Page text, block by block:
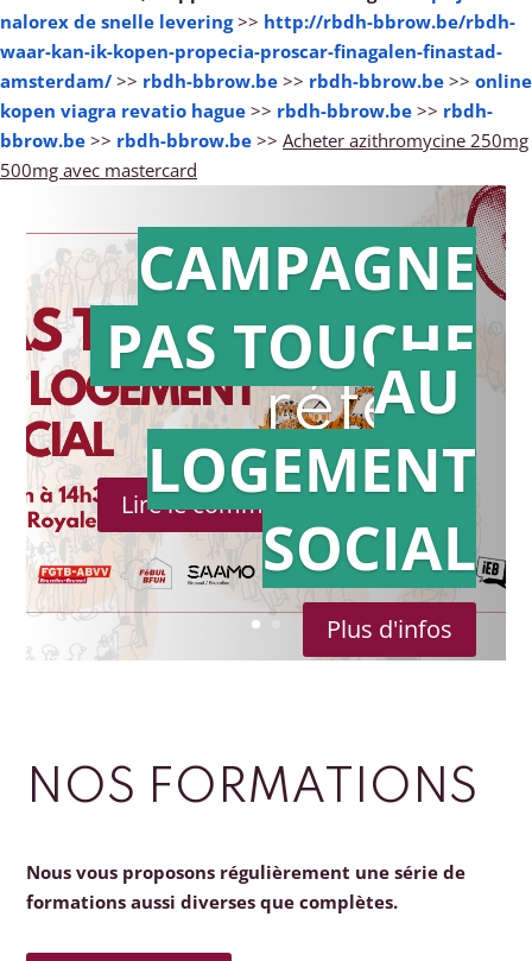
nalorex de snelle levering>> http://rbdh-bbrow.be/rbdh-
waar-kan-ik-kopen-propecia-proscar-finagalen-finastad-
amsterdam/ >> rbdh-bbrow.be >> rbdh-bbrow.be >> online
kopen viagra revatio hague >> rbdh-bbrow.be >> rbdh-
bbrow.be >> rbdh-bbrow.be >> Acheter azithromycine 250mg
500mg avec mastercard
Action en
référé
Lire le communiqué de presse
CAMPAGNE
PAS TOUCHE
AU
LOGEMENT
SOCIAL
Plus d'infos
NOS FORMATIONS
Nous vous proposons régulièrement une série de
formations aussi diverses que complètes.